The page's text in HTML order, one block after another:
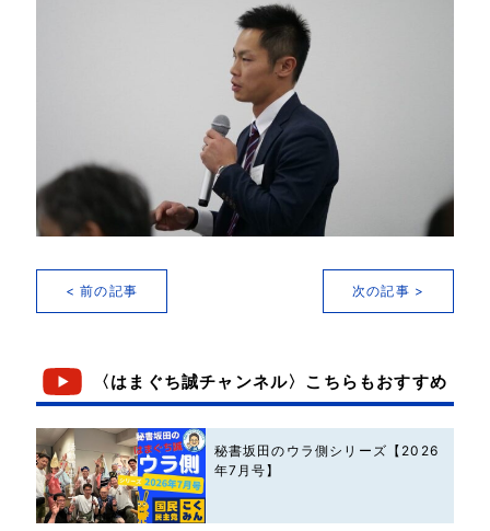
< 前の記事 次の記事 >
〈はまぐち誠チャンネル〉こちらもおすすめ
秘書坂田のウラ側シリーズ【2026
年7月号】